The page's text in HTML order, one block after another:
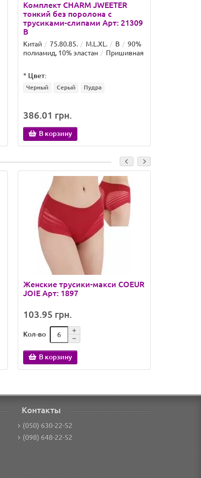
Комплект CHARM JWEETER
тонкий без поролона с
трусиками-слипами Арт: 21309
B
Китай 75.80.85. M.L.XL. B
90%
полиамид, 10% эластан
Пришивная
* Цвет:
Черный Серый Пудра
386.01 грн.
В корзину
Женские трусики-макси COEUR
JOIE Арт: 1897
103.95 грн.
Кол-во
В корзину
Контакты
(050) 630-22-52
(098) 648-22-52